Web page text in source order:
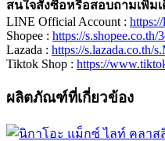
สนใจสั่งซื้อหรือสอบถามเพิ่ม
LINE Official Account :
Shopee : https://
Lazada : https://s.lazada.co.th/
Tiktok Shop : https://
ผลิตภัณฑ์ที่เกี่ยวข้อง